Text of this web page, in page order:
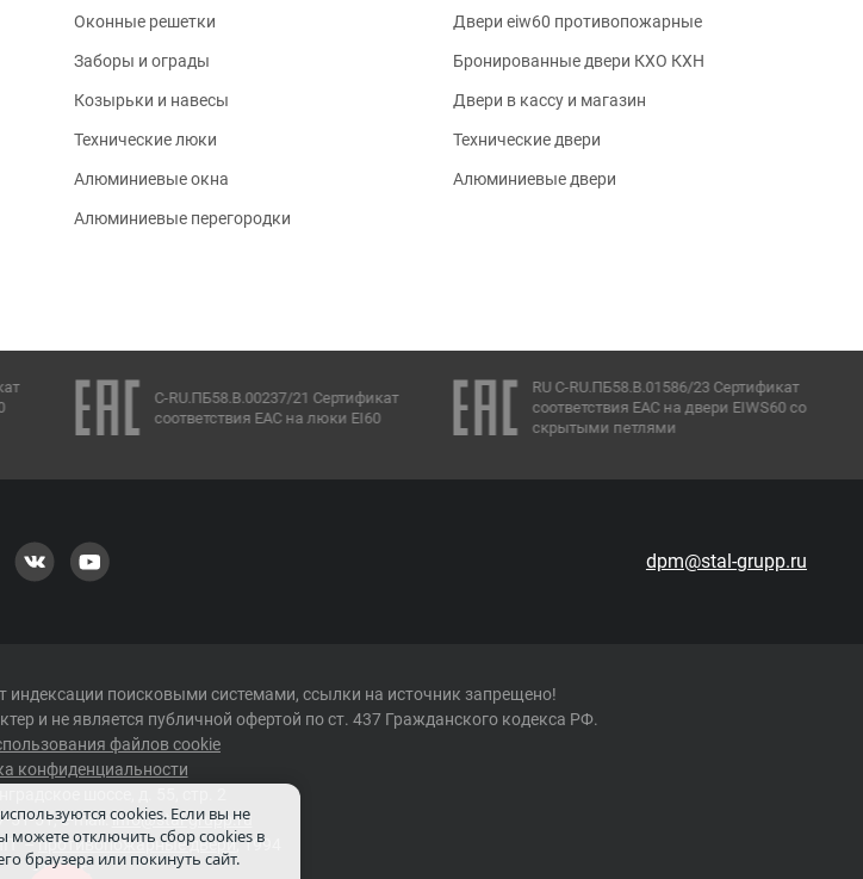
Оконные решетки
Заборы и ограды
Козырьки и навесы
Технические люки
Алюминиевые окна
Алюминиевые перегородки
Двери eiw60 противопожарные
Бронированные двери КХО КХН
Двери в кассу и магазин
Технические двери
Алюминиевые двери
C-RU.ПБ58.В.00237/21 Сертификат
соответствия ЕАС на люки EI60
RU C-RU.ПБ58.В.01586/23 Сертификат
соответствия ЕАС на двери EIWS60 со
скрытыми петлями
dpm@stal-grupp.ru
индексации поисковыми системами, ссылки на источник запрещено!
и не является публичной офертой по ст. 437 Гражданского кодекса РФ.
файлов cookie
конфиденциальности
51-51, e-mail:info@stal-grupp.ru
–противопожарные двери, 1994
-2026 г.
cookies. Если вы не
можете отключить сбор cookies в
браузера или покинуть сайт.